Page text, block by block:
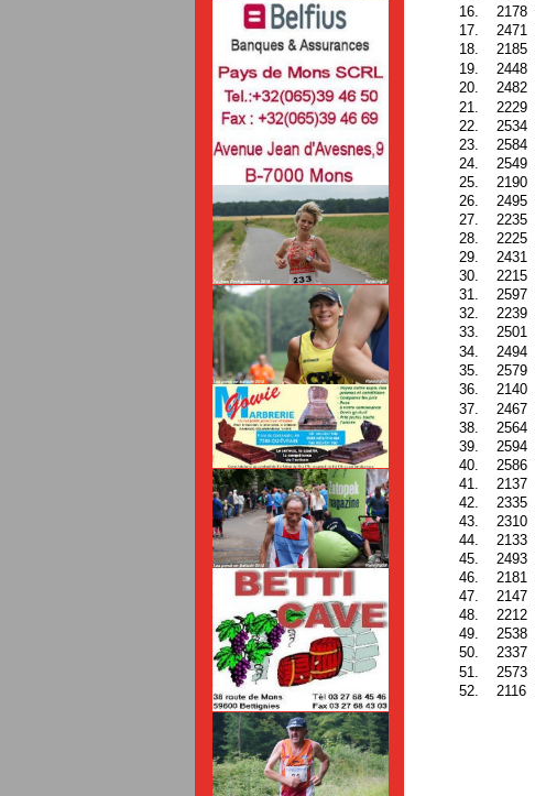
16.
2178
17.
2471
18.
2185
19.
2448
20.
2482
21.
2229
22.
2534
23.
2584
24.
2549
25.
2190
26.
2495
27.
2235
28.
2225
29.
2431
30.
2215
31.
2597
32.
2239
33.
2501
34.
2494
35.
2579
36.
2140
37.
2467
38.
2564
39.
2594
40.
2586
41.
2137
42.
2335
43.
2310
44.
2133
45.
2493
46.
2181
47.
2147
48.
2212
49.
2538
50.
2337
51.
2573
52.
2116